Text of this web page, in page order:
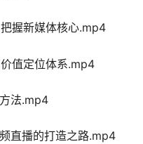
握新媒体核心.mp4
值定位体系.mp4
法.mp4
直播的打造之路.mp4